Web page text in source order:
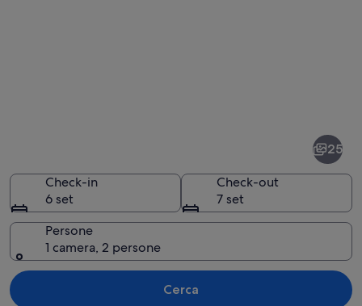
Una chiesa storica con un
25
Check-in
6 set
Check-out
7 set
Persone
1 camera, 2 persone
Cerca